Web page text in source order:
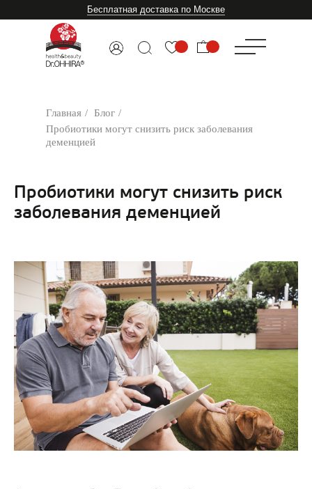
Бесплатная доставка по Москве
Главная / Блог /
Пробиотики могут снизить риск заболевания
деменцией
Пробиотики могут снизить риск
заболевания деменцией